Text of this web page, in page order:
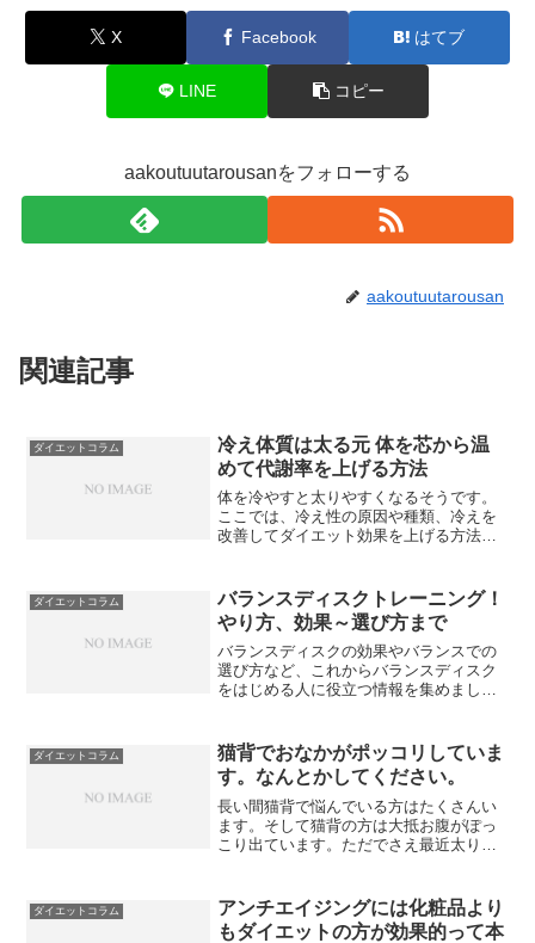
X Facebook はてブ
LINE コピー
aakoutuutarousanをフォローする
aakoutuutarousan
関連記事
ダイエットコラム
冷え体質は太る元 体を芯から温
めて代謝率を上げる方法
体を冷やすと太りやすくなるそうです。
ここでは、冷え性の原因や種類、冷えを
改善してダイエット効果を上げる方法を
ダイエットコラム
バランスディスクトレーニング！
やり方、効果～選び方まで
バランスディスクの効果やバランスでの
選び方など、これからバランスディスク
をはじめる人に役立つ情報を集めまし
きましょう。
ダイエットコラム
猫背でおなかがポッコリしていま
す。なんとかしてください。
長い間猫背で悩んでいる方はたくさんい
ます。そして猫背の方は大抵お腹がぽっ
こり出ています。ただでさえ最近太り始
ナーが上がらなくなって困ります。
ダイエットコラム
アンチエイジングには化粧品より
もダイエットの方が効果的って本